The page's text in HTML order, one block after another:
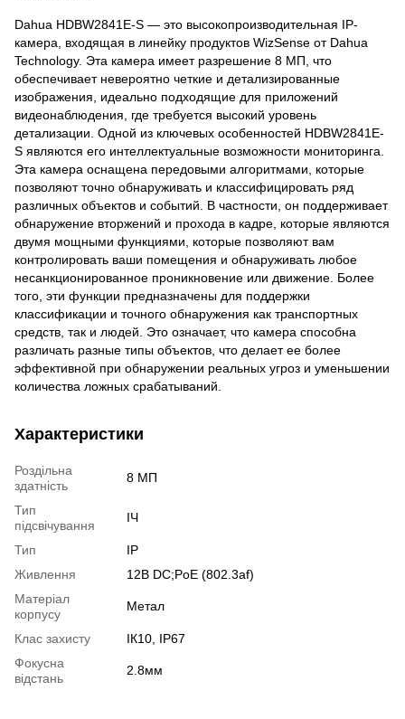
Dahua HDBW2841E-S — это высокопроизводительная IP-
камера, входящая в линейку продуктов WizSense от Dahua
Technology. Эта камера имеет разрешение 8 МП, что
обеспечивает невероятно четкие и детализированные
изображения, идеально подходящие для приложений
видеонаблюдения, где требуется высокий уровень
детализации. Одной из ключевых особенностей HDBW2841E-
S являются его интеллектуальные возможности мониторинга.
Эта камера оснащена передовыми алгоритмами, которые
позволяют точно обнаруживать и классифицировать ряд
различных объектов и событий. В частности, он поддерживает
обнаружение вторжений и прохода в кадре, которые являются
двумя мощными функциями, которые позволяют вам
контролировать ваши помещения и обнаруживать любое
несанкционированное проникновение или движение. Более
того, эти функции предназначены для поддержки
классификации и точного обнаружения как транспортных
средств, так и людей. Это означает, что камера способна
различать разные типы объектов, что делает ее более
эффективной при обнаружении реальных угроз и уменьшении
количества ложных срабатываний.
Характеристики
Роздільна
здатність
8 МП
Тип
підсвічування
ІЧ
Тип
IP
Живлення
12В DС;PoE (802.3af)
Матеріал
корпусу
Метал
Клас захисту
ІК10, IP67
Фокусна
відстань
2.8мм